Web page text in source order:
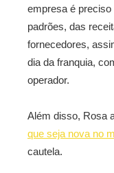
empresa é
padrões, das
fornecedores,
dia da franquia,
operador.
Além disso, Rosa
que seja nova no
cautela.